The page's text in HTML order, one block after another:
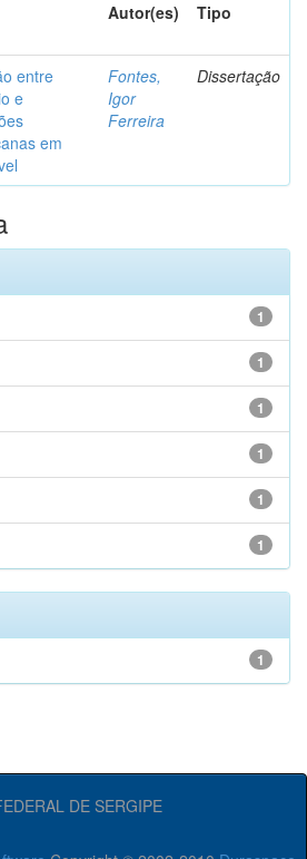
Autor(es) Tipo
entre
e
em
Fontes,
Igor
Ferreira
Dissertação
1
1
1
1
1
1
1
DE SERGIPE